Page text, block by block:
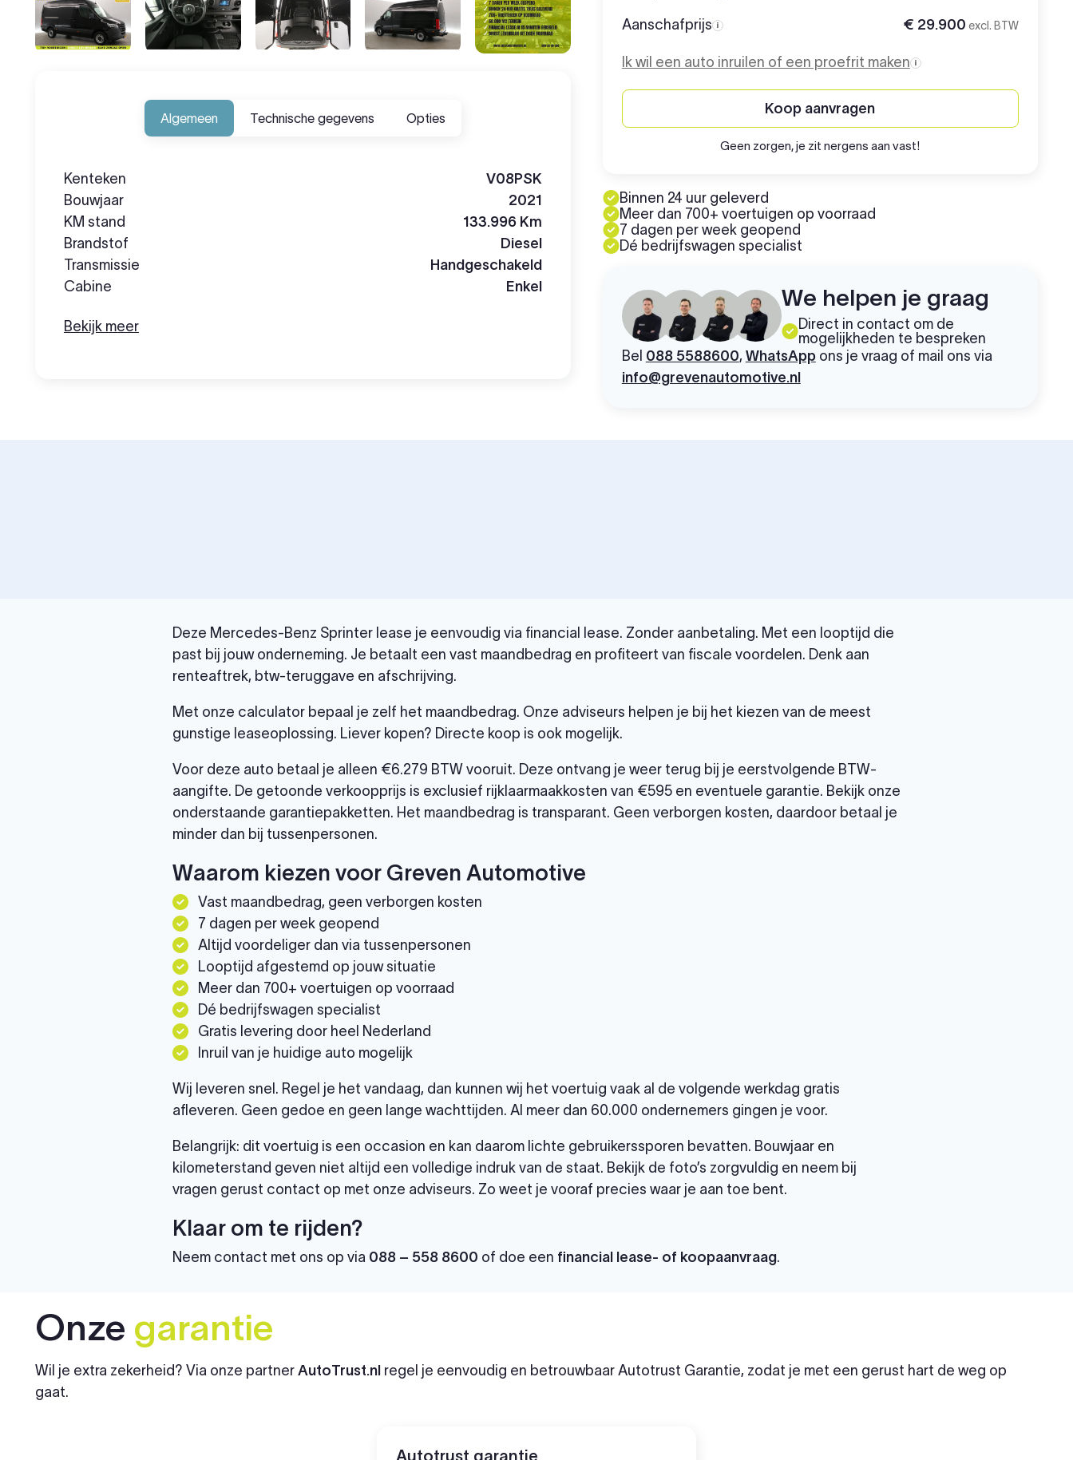
Aanschafprijs Aanschafprijs € 29.900 excl. BTW
Ik wil een auto inruilen of een proefrit maken
Koop aanvragen
Geen zorgen, je zit nergens aan vast!
Binnen 24 uur geleverd
Meer dan 700+ voertuigen op voorraad
7 dagen per week geopend
Dé bedrijfswagen specialist
We helpen je graag
Direct in contact om de
mogelijkheden te bespreken
Bel 088 5588600, WhatsAppons je vraag of mail ons via
info@grevenautomotive.nl
Algemeen Technische gegevens Opties
Kenteken
V08PSK
Bouwjaar
2021
KM stand
133.996 Km
Brandstof
Diesel
Transmissie
Handgeschakeld
Cabine
Enkel
Bekijk meer
Deze Mercedes-Benz Sprinter lease je eenvoudig via financial lease. Zonder aanbetaling. Met een looptijd die
past bij jouw onderneming. Je betaalt een vast maandbedrag en profiteert van fiscale voordelen. Denk aan
renteaftrek, btw-teruggave en afschrijving.
Met onze calculator bepaal je zelf het maandbedrag. Onze adviseurs helpen je bij het kiezen van de meest
gunstige leaseoplossing. Liever kopen? Directe koop is ook mogelijk.
Voor deze auto betaal je alleen €6.279 BTW vooruit. Deze ontvang je weer terug bij je eerstvolgende BTW-
aangifte. De getoonde verkoopprijs is exclusief rijklaarmaakkosten van €595 en eventuele garantie. Bekijk onze
onderstaande garantiepakketten. Het maandbedrag is transparant. Geen verborgen kosten, daardoor betaal je
minder dan bij tussenpersonen.
Waarom kiezen voor Greven Automotive
Vast maandbedrag, geen verborgen kosten
7 dagen per week geopend
Altijd voordeliger dan via tussenpersonen
Looptijd afgestemd op jouw situatie
Meer dan 700+ voertuigen op voorraad
Dé bedrijfswagen specialist
Gratis levering door heel Nederland
Inruil van je huidige auto mogelijk
Wij leveren snel. Regel je het vandaag, dan kunnen wij het voertuig vaak al de volgende werkdag gratis
afleveren. Geen gedoe en geen lange wachttijden. Al meer dan 60.000 ondernemers gingen je voor.
Belangrijk: dit voertuig is een occasion en kan daarom lichte gebruikerssporen bevatten. Bouwjaar en
kilometerstand geven niet altijd een volledige indruk van de staat. Bekijk de foto’s zorgvuldig en neem bij
vragen gerust contact op met onze adviseurs. Zo weet je vooraf precies waar je aan toe bent.
Klaar om te rijden?
Neem contact met ons op via 088 – 558 8600 of doe een financial lease- of koopaanvraag.
Onze garantie
Wil je extra zekerheid? Via onze partner AutoTrust.nlregel je eenvoudig en betrouwbaar Autotrust Garantie, zodat je met een gerust hart de weg op
gaat.
Autotrust garantie